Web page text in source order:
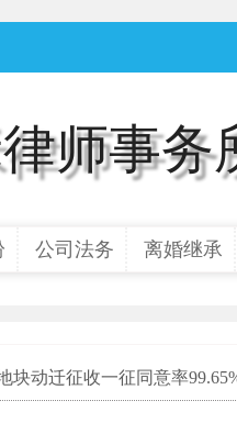
律师事务
公司法务 离婚继承
块动迁征收一征同意率